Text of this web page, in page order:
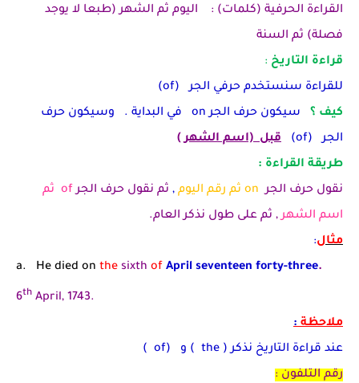
القراءة الحرفية (كلمات) : اليوم ثم الشهر (طبعا لا يوجد
فصلة) ثم السنة
قراءة التاريخ :
للقراءة سنستخدم حرفي الجر (of)
كيف ؟
سيكون حرف الجرon في البداية . وسيكون حرف
الجر (of)
قبل (اسم الشهر )
طريقة القراءة :
نقول حرف الجر on ثم رقم اليوم , ثم نقول حرف الجر of ثم
اسم الشهر , ثم على طول نذكر العام.
مثال:
a. He died on the sixth of April seventeen forty-three.
6th April, 1743.
ملاحظة:
عند قراءة التاريخ نذكر ( ( the و (of
)
رقم التلفون :